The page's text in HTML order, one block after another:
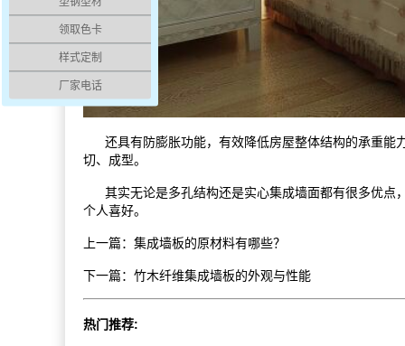
还具有防膨胀功能，有效降低房屋整体结构的承重能
切、成型。
其实无论是多孔结构还是实心集成墙面都有很多优点
个人喜好。
上一篇： 集成墙板的原材料有哪些？
下一篇： 竹木纤维集成墙板的外观与性能
热门推荐:
领取色卡
样式定制
厂家电话